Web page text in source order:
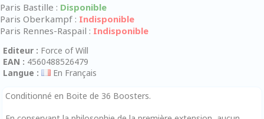
Paris Bastille : Disponible
Paris Oberkampf : Indisponible
Paris Rennes-Raspail : Indisponible
Editeur : Force of Will
EAN : 4560488526479
Langue :
En Français
Conditionné en Boite de 36 Boosters.